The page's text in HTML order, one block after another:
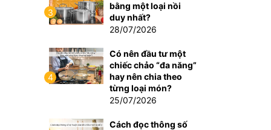
3
bằng một loại nồi
duy nhất?
28/07/2026
4
Có nên đầu tư một
chiếc chảo “đa năng”
hay nên chia theo
từng loại món?
25/07/2026
Cách đọc thông số